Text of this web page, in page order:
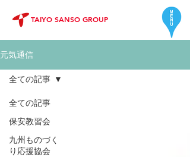
TAIYO SANSO GROUP
元気通信
全ての記事
保安教習会
九州ものづく
り応援協会
全ての記事